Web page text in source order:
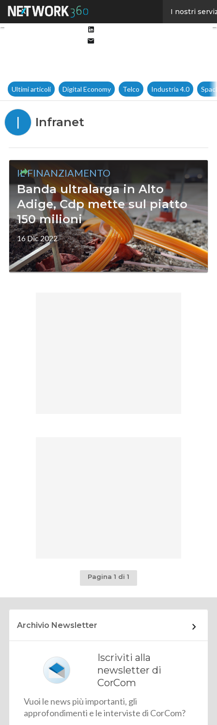
I nostri
Ultimi articoli Digital Economy Telco Industria 4.0
I Infranet
IL FINANZIAMENTO
Banda ultralarga in Alto
Adige, Cdp mette sul piatto
150 milioni
16 Dic 2022
Pagina 1 di 1
Archivio Newsletter
Iscriviti alla
newsletter di
CorCom
Vuoi le news più importanti, gli
approfondimenti e le interviste di CorCom?